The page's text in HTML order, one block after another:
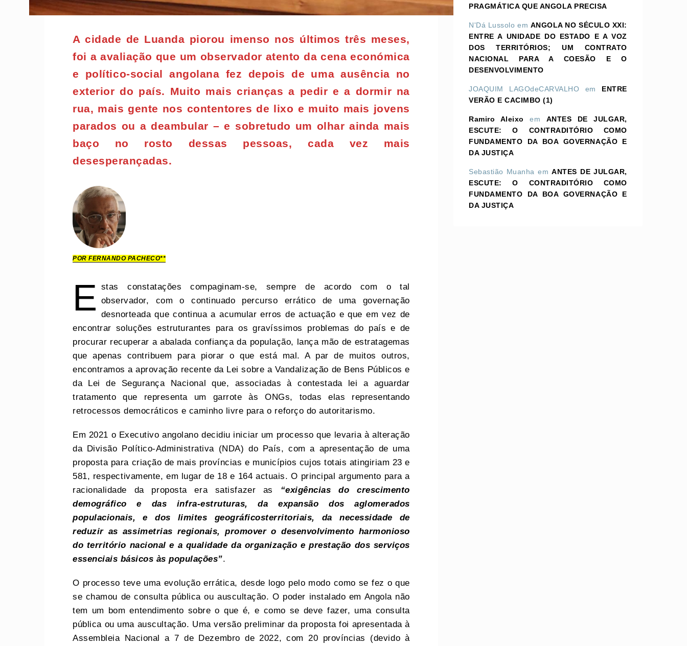
A cidade de Luanda piorou imenso nos últimos três meses,
foi a avaliação que um observador atento da cena económica
e político-social angolana fez depois de uma ausência no
exterior do país. Muito mais crianças a pedir e a dormir na
rua, mais gente nos contentores de lixo e muito mais jovens
parados ou a deambular – e sobretudo um olhar ainda mais
baço no rosto dessas pessoas, cada vez mais
desesperançadas.
POR FERNANDO PACHECO**
E stas constatações compaginam-se, sempre de acordo com o tal
observador, com o continuado percurso errático de uma governação
desnorteada que continua a acumular erros de actuação e que em vez de
encontrar soluções estruturantes para os gravíssimos problemas do país e de
procurar recuperar a abalada confiança da população, lança mão de estratagemas
que apenas contribuem para piorar o que está mal. A par de muitos outros,
encontramos a aprovação recente da Lei sobre a Vandalização de Bens Públicos e
da Lei de Segurança Nacional que, associadas à contestada lei a aguardar
tratamento que representa um garrote às ONGs, todas elas representando
retrocessos democráticos e caminho livre para o reforço do autoritarismo.
Em 2021 o Executivo angolano decidiu iniciar um processo que levaria à alteração
da Divisão Político-Administrativa (NDA) do País, com a apresentação de uma
proposta para criação de mais províncias e municípios cujos totais atingiriam 23 e
581, respectivamente, em lugar de 18 e 164 actuais. O principal argumento para a
racionalidade da proposta era satisfazer as “exigências do crescimento
demográfico e das
infra-estruturas, da expansão dos aglomerados
populacionais, e dos limites geográficosterritoriais, da necessidade de
reduzir as assimetrias regionais, promover o desenvolvimento harmonioso
do território nacional e a qualidade da organização e prestação dos serviços
essenciais básicos às populações”.
O processo teve uma evolução errática, desde logo pelo modo como se fez o que
se chamou de consulta pública ou auscultação. O poder instalado em Angola não
tem um bom entendimento sobre o que é, e como se deve fazer, uma consulta
pública ou uma auscultação. Uma versão preliminar da proposta foi apresentada à
Assembleia Nacional a 7 de Dezembro de 2022, com 20 províncias (devido à
PRAGMÁTICA QUE ANGOLA PRECISA
N'Dá Lussolo em ANGOLA NO SÉCULO XXI:
ENTRE A UNIDADE DO ESTADO E A VOZ
DOS TERRITÓRIOS; UM CONTRATO
NACIONAL PARA A COESÃO E O
DESENVOLVIMENTO
JOAQUIM LAGOdeCARVALHO em ENTRE
VERÃO E CACIMBO (1)
Ramiro Aleixo em ANTES DE JULGAR,
ESCUTE: O CONTRADITÓRIO COMO
FUNDAMENTO DA BOA GOVERNAÇÃO E
DA JUSTIÇA
Sebastião Muanha emANTES DE JULGAR,
ESCUTE: O CONTRADITÓRIO COMO
FUNDAMENTO DA BOA GOVERNAÇÃO E
DA JUSTIÇA